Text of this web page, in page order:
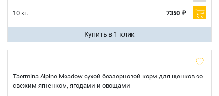
10 кг. 7350 ₽
Купить в 1 клик
Taormina Alpine Meadow сухой беззерновой корм для щенков cо
свежим ягненком, ягодами и овощами